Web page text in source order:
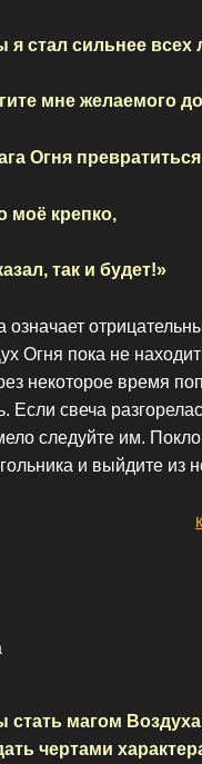
я стал сильнее всех
мне желаемого
Огня
моё крепко,
так и будет!»
означает
Огня пока не
некоторое время
Если свеча
следуйте им.
и выйдите из
стать магом
чертами